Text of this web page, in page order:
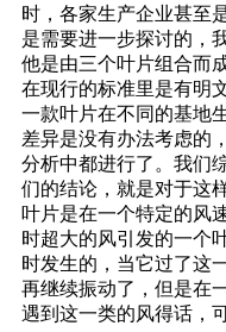
时，各家生产企业甚至
是需要进一步探讨的，
他是由三个叶片组合而
在现行的标准里是有明
一款叶片在不同的基地
差异是没有办法考虑的
分析中都进行了。我们
们的结论，就是对于这
叶片是在一个特定的风
时超大的风引发的一个
时发生的，当它过了这
再继续振动了，但是在
遇到这一类的风得话，